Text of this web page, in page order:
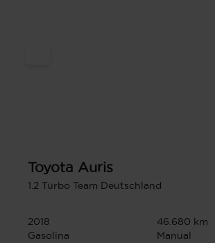
Toyota Auris
1.2 Turbo Team Deutschland
2018
46.680 km
Gasolina
Manual